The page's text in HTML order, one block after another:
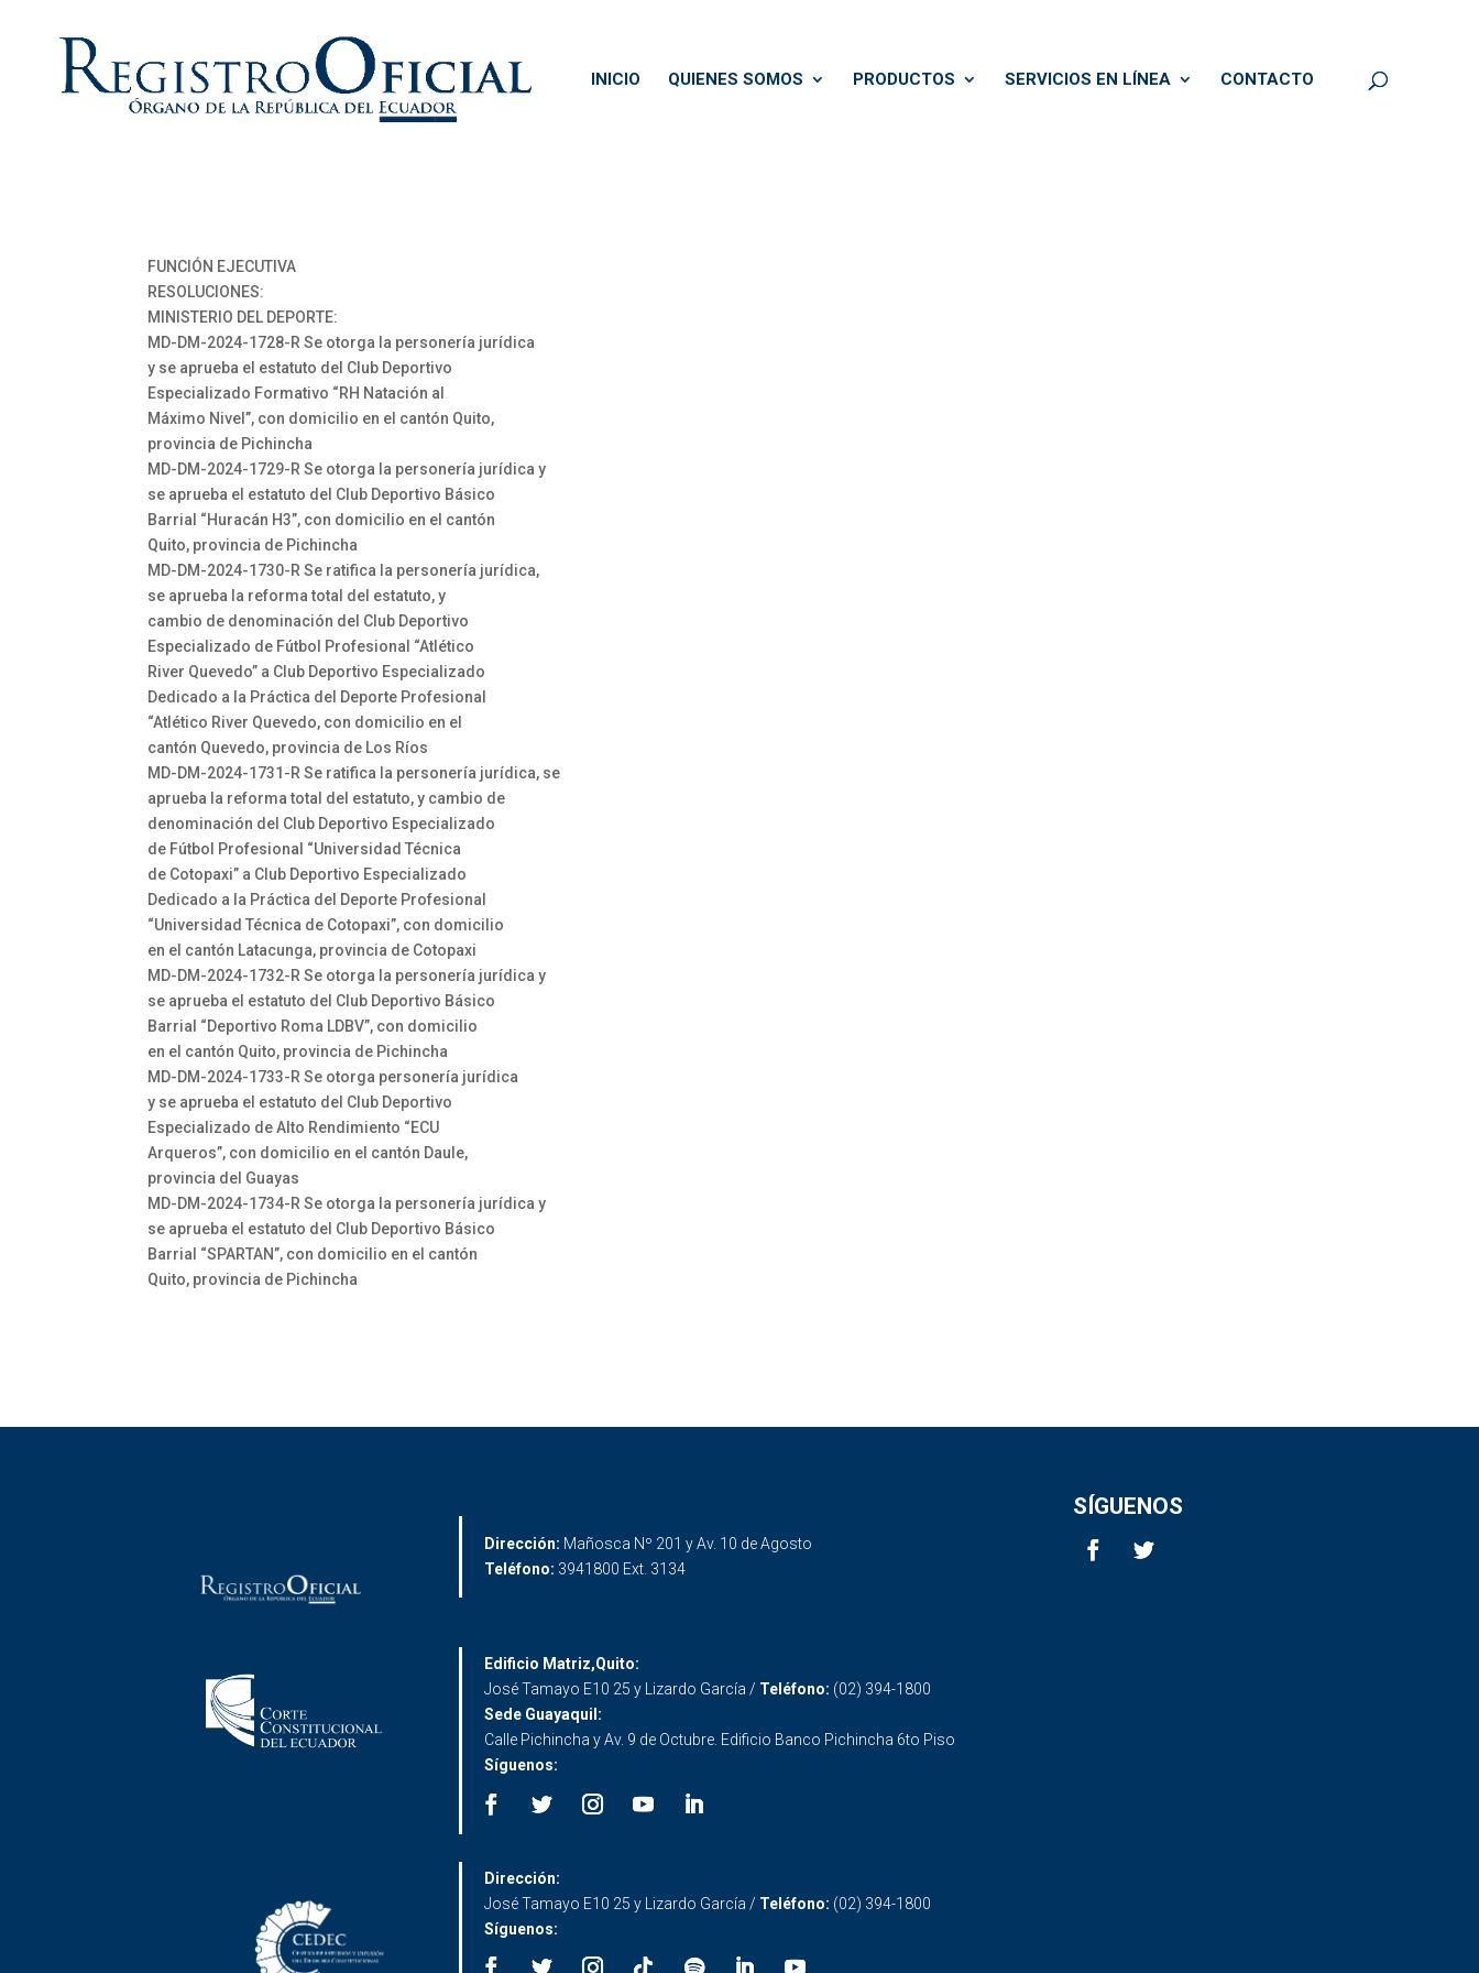
INICIO QUIENES SOMOS PRODUCTOS SERVICIOS EN LÍNEA CONTACTO
FUNCIÓN EJECUTIVA
RESOLUCIONES:
MINISTERIO DEL DEPORTE:
MD-DM-2024-1728-R Se otorga la personería jurídica
y se aprueba el estatuto del Club Deportivo
Especializado Formativo “RH Natación al
Máximo Nivel”, con domicilio en el cantón Quito,
provincia de Pichincha
MD-DM-2024-1729-R Se otorga la personería jurídica y
se aprueba el estatuto del Club Deportivo Básico
Barrial “Huracán H3”, con domicilio en el cantón
Quito, provincia de Pichincha
MD-DM-2024-1730-R Se ratifica la personería jurídica,
se aprueba la reforma total del estatuto, y
cambio de denominación del Club Deportivo
Especializado de Fútbol Profesional “Atlético
River Quevedo” a Club Deportivo Especializado
Dedicado a la Práctica del Deporte Profesional
“Atlético River Quevedo, con domicilio en el
cantón Quevedo, provincia de Los Ríos
MD-DM-2024-1731-R Se ratifica la personería jurídica, se
aprueba la reforma total del estatuto, y cambio de
denominación del Club Deportivo Especializado
de Fútbol Profesional “Universidad Técnica
de Cotopaxi” a Club Deportivo Especializado
Dedicado a la Práctica del Deporte Profesional
“Universidad Técnica de Cotopaxi”, con domicilio
en el cantón Latacunga, provincia de Cotopaxi
MD-DM-2024-1732-R Se otorga la personería jurídica y
se aprueba el estatuto del Club Deportivo Básico
Barrial “Deportivo Roma LDBV”, con domicilio
en el cantón Quito, provincia de Pichincha
MD-DM-2024-1733-R Se otorga personería jurídica
y se aprueba el estatuto del Club Deportivo
Especializado de Alto Rendimiento “ECU
Arqueros”, con domicilio en el cantón Daule,
provincia del Guayas
MD-DM-2024-1734-R Se otorga la personería jurídica y
se aprueba el estatuto del Club Deportivo Básico
Barrial “SPARTAN”, con domicilio en el cantón
Quito, provincia de Pichincha
Dirección: Mañosca Nº 201 y Av. 10 de Agosto
Teléfono: 3941800 Ext. 3134
SÍGUENOS
Edificio Matriz,Quito:
José Tamayo E10 25 y Lizardo García / Teléfono: (02) 394-1800
Sede Guayaquil:
Calle Pichincha y Av. 9 de Octubre. Edificio Banco Pichincha 6to Piso
Síguenos:
Dirección:
José Tamayo E10 25 y Lizardo García / Teléfono: (02) 394-1800
Síguenos: